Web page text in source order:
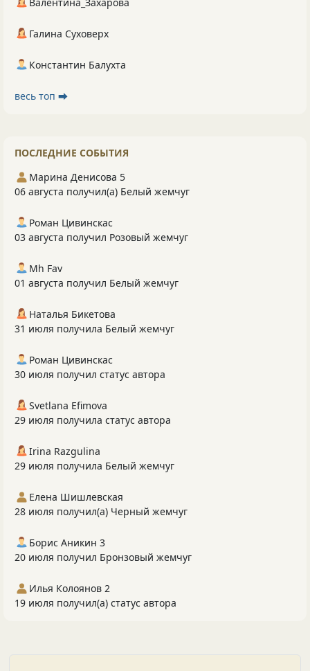
Галина Суховерх
Константин Балухта
весь топ ⮕
ПОСЛЕДНИЕ СОБЫТИЯ
Марина Денисова 5
06 августа получил(а) Белый жемчуг
Роман Цивинскас
03 августа получил Розовый жемчуг
Mh Fav
01 августа получил Белый жемчуг
Наталья Бикетова
31 июля получила Белый жемчуг
Роман Цивинскас
30 июля получил статус автора
Svetlana Efimova
29 июля получила статус автора
Irina Razgulina
29 июля получила Белый жемчуг
Елена Шишлевская
28 июля получил(а) Черный жемчуг
Борис Аникин 3
20 июля получил Бронзовый жемчуг
Илья Колоянов 2
19 июля получил(а) статус автора